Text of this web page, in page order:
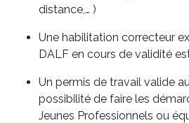
distance,… )
Une habilitation correcteur
DALF en cours de validité
Un permis de travail valide
possibilité de faire les
Jeunes Professionnels ou